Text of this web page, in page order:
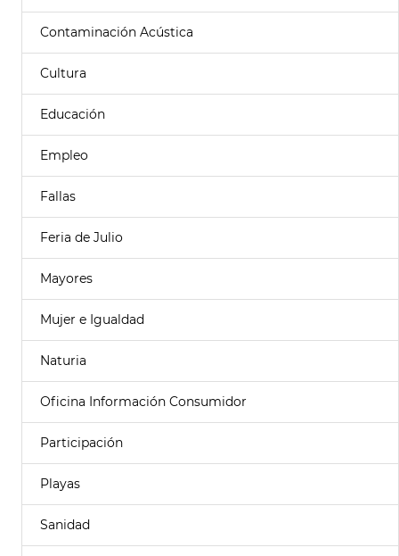
Contaminación Acústica
Cultura
Educación
Empleo
Fallas
Feria de Julio
Mayores
Mujer e Igualdad
Naturia
Oficina Información Consumidor
Participación
Playas
Sanidad